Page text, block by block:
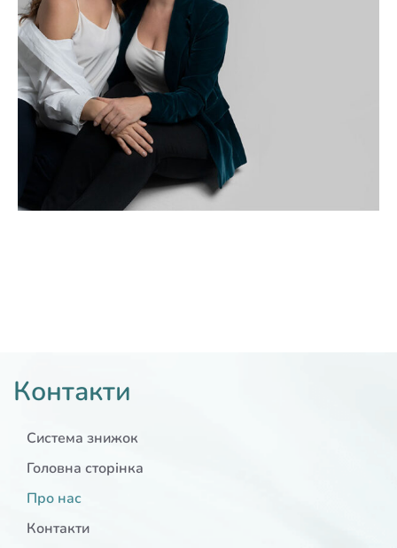
Контакти
Система знижок
Головна сторінка
Про нас
Контакти